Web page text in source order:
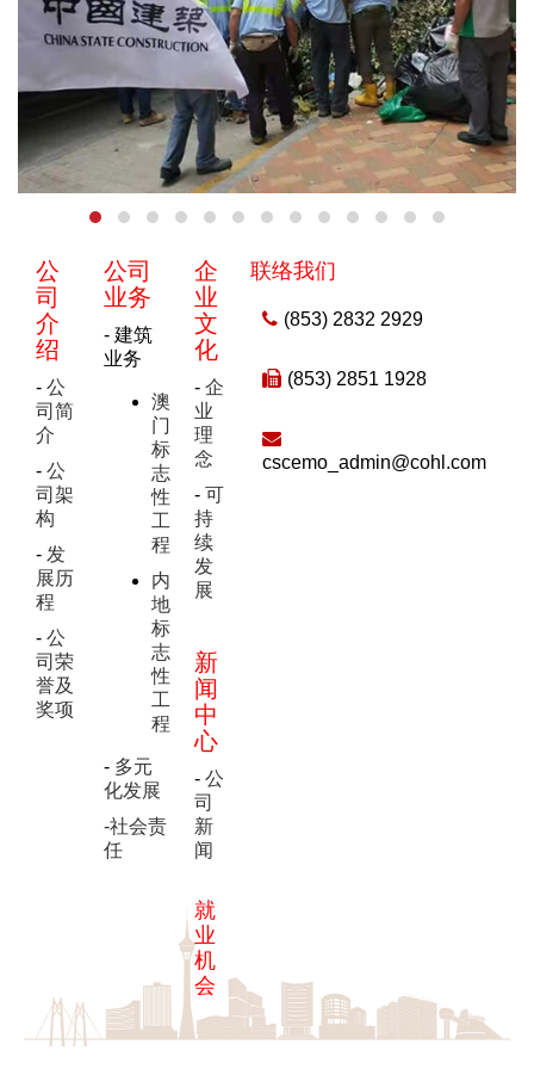
公
司
介
绍
- 公
司简
介
- 公
司架
构
- 发
展历
程
- 公
司荣
誉及
奖项
公司
业务
- 建筑
业务
澳
门
标
志
性
工
程
内
地
标
志
性
工
程
- 多元
化发展
-社会责
任
企
业
文
化
- 企
业
理
念
- 可
持
续
发
展
新
闻
中
心
- 公
司
新
闻
就
业
机
会
联络我们
(853) 2832 2929
(853) 2851 1928
cscemo_admin@cohl.com